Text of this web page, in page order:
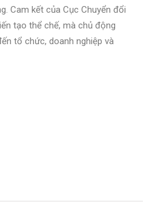
Cam kết của Cục Chuyển đổi
tạo thể chế, mà chủ động
tổ chức, doanh nghiệp và